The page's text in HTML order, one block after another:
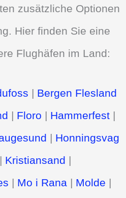
zusätzliche Optionen
Hier finden Sie eine
Flughäfen im Land:
| Bergen Flesland
| Floro | Hammerfest |
| Honningsvag
| Kristiansand |
| Mo i Rana | Molde |